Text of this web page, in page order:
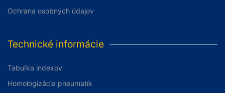
Ochrana osobných údajov
Technické informácie
Tabuľka indexov
Homologizácia pneumatík